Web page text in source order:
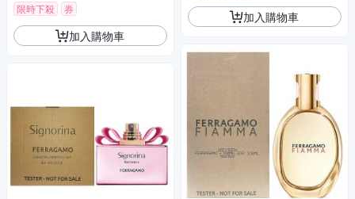
限時下殺 券
加入購物車
加入購物車